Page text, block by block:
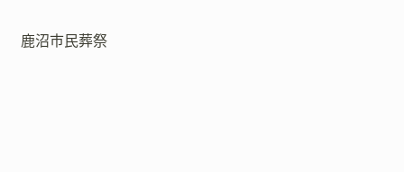
鹿沼市民葬祭